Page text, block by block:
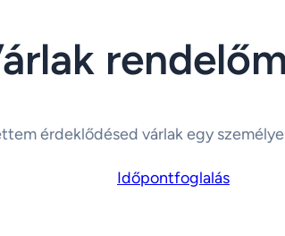
érdeklődésed várlak egy
Időpontfoglalás